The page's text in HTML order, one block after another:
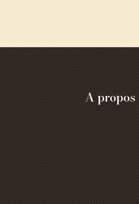
A propos